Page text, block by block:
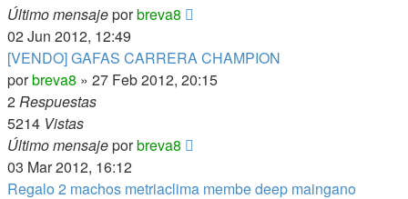
Último mensajeporbreva8
02 Jun 2012, 12:49
[VENDO] GAFAS CARRERA CHAMPION
porbreva8 » 27 Feb 2012, 20:15
2Respuestas
5214 Vistas
Último mensajeporbreva8
03 Mar 2012, 16:12
Regalo 2 machos metriaclima membe deep maingano